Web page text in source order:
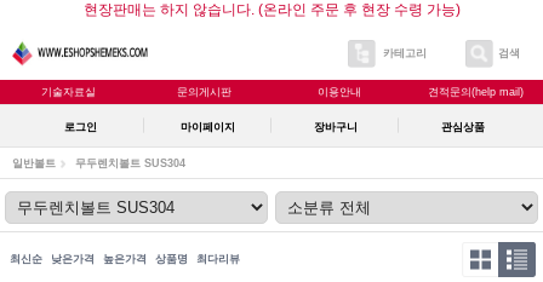
현장판매는 하지 않습니다. (온라인 주문 후 현장 수령 가능)
카테고리 검색
기술자료실 문의게시판 이용안내 견적문의(help mail)
로그인 마이페이지 장바구니 관심상품
일반볼트 무두렌치볼트 SUS304
최신순 낮은가격 높은가격 상품명 최다리뷰